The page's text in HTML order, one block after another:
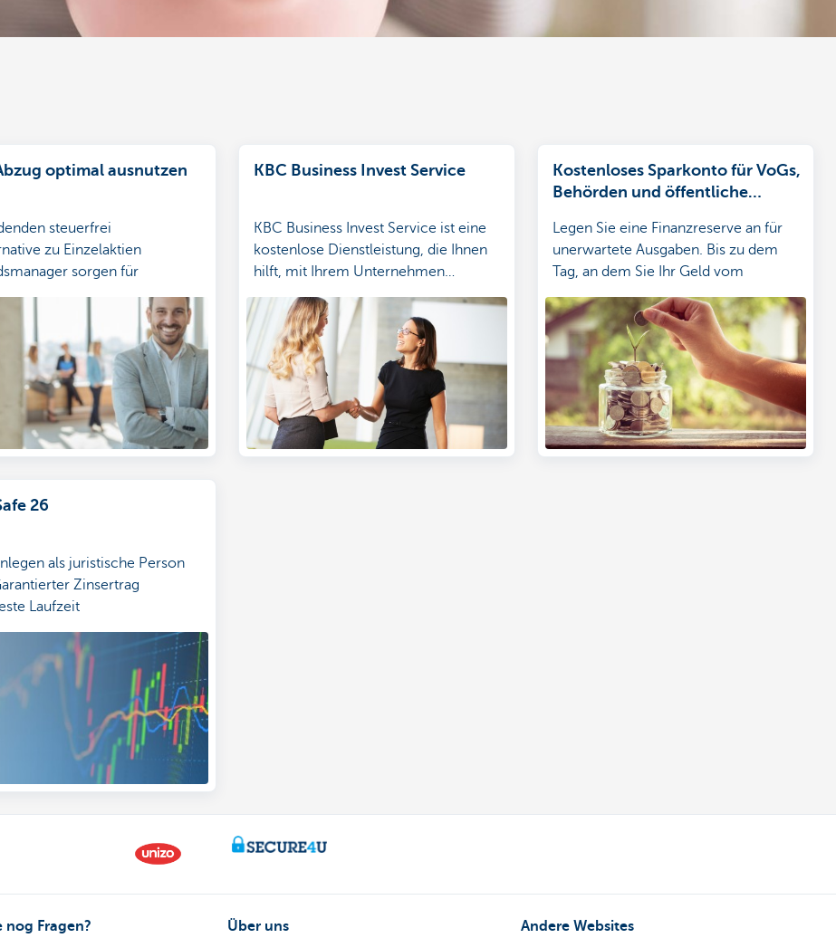
optimal ausnutzen
steuerfrei
zu Einzelaktien
sorgen für
(wie unten)
KBC Business Invest Service
KBC Business Invest Service ist eine
kostenlose Dienstleistung, die Ihnen
hilft, mit Ihrem Unternehmen
mehr.
Kostenloses Sparkonto für VoGs,
Behörden und öffentliche
Verfügbarkeit, attraktive
Verzinsung und sichere
Geldanlage.
Legen Sie eine Finanzreserve an für
unerwartete Ausgaben. Bis zu dem
Tag, an dem Sie Ihr Geld vom
Zinsen.
26
als juristische Person
Zinsertrag
Laufzeit
nog Fragen? Über uns Andere Websites